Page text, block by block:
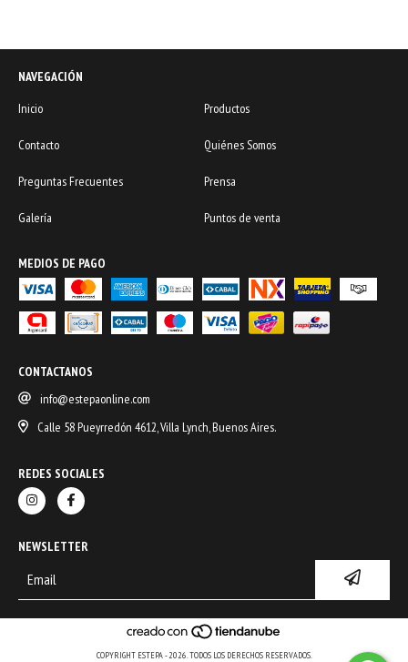
NAVEGACIÓN
Inicio
Productos
Contacto Quiénes Somos
Preguntas Frecuentes Prensa
Galería Puntos de venta
MEDIOS DE PAGO
CONTACTANOS
info@estepaonline.com
Calle 58 Pueyrredón 4612, Villa Lynch, Buenos Aires.
REDES SOCIALES
NEWSLETTER
COPYRIGHT ESTEPA - 2026. TODOS LOS DERECHOS RESERVADOS.